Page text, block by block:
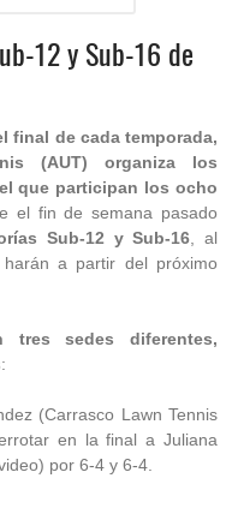
12 y Sub-16 de
final de cada temporada,
(AUT) organiza los
que participan los ocho
el fin de semana pasado
Sub-12 y Sub-16 , al
a partir del próximo
tres sedes diferentes,
:
(Carrasco Lawn Tennis
en la final a Juliana
por 6-4 y 6-4.